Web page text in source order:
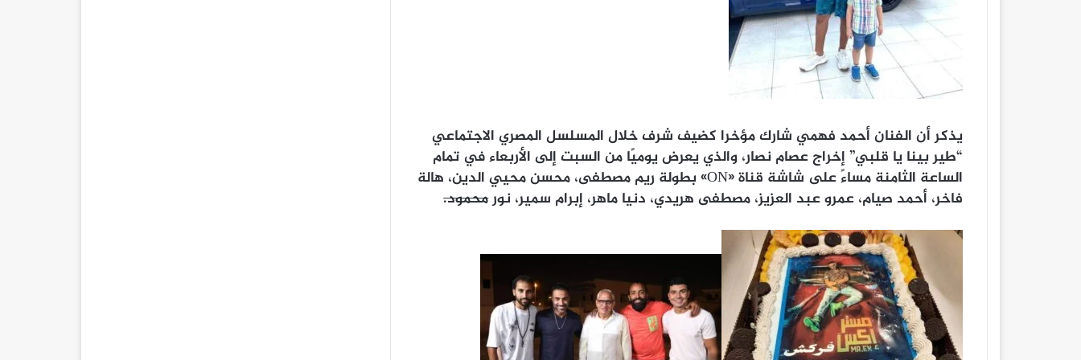
يذكر أن الفنان أحمد فهمي شارك مؤخرا كضيف شرف خلال المسلسل المصري الاجتماعي
“طير بينا يا قلبي” إخراج عصام نصار، والذي يعرض يوميًا من السبت إلى الأربعاء في تمام
الساعة الثامنة مساءً على شاشة قناة «ON» بطولة ريم مصطفى، محسن محيي الدين، هالة
فاخر، أحمد صيام، عمرو عبد العزيز، مصطفى هريدي، دنيا ماهر، إبرام سمير، نورمحمود.